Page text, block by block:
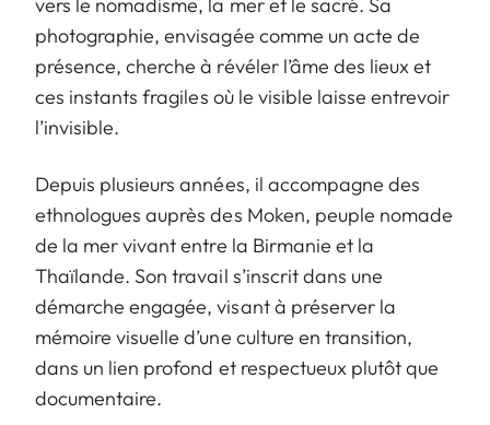
photographie, envisagée comme un acte de
présence, cherche à révéler l’âme des lieux et
ces instants fragiles où le visible laisse entrevoir
l’invisible.
Depuis plusieurs années, il accompagne des
ethnologues auprès des Moken, peuple nomade
de la mer vivant entre la Birmanie et la
Thaïlande. Son travail s’inscrit dans une
démarche engagée, visant à préserver la
mémoire visuelle d’une culture en transition,
dans un lien profond et respectueux plutôt que
documentaire.